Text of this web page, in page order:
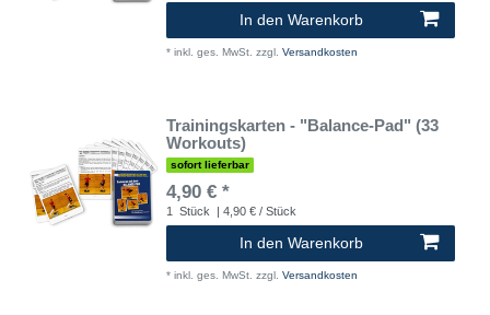
In den Warenkorb
* inkl. ges. MwSt. zzgl. Versandkosten
Trainingskarten - "Balance-Pad" (33
Workouts)
sofort lieferbar
4,90 € *
1 Stück | 4,90 € / Stück
In den Warenkorb
* inkl. ges. MwSt. zzgl. Versandkosten